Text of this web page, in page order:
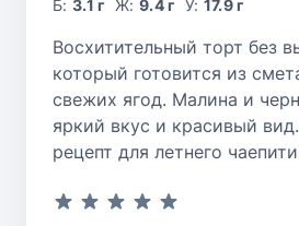
Б:3.1 г Ж: 9.4 г У: 17.9 г
Восхитительный торт без
который готовится из
свежих ягод. Малина и
яркий вкус и красивый
рецепт для летнего